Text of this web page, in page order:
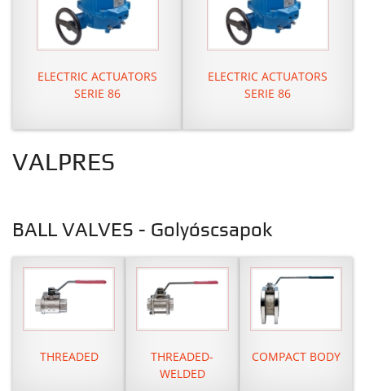
ELECTRIC ACTUATORS
SERIE 86
ELECTRIC ACTUATORS
SERIE 86
VALPRES
BALL VALVES - Golyóscsapok
THREADED
THREADED-
WELDED
COMPACT BODY